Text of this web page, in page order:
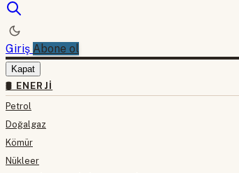
Giriş Abone ol
Kapat
🛢 ENERJI
Petrol
Doğalgaz
Kömür
Nükleer